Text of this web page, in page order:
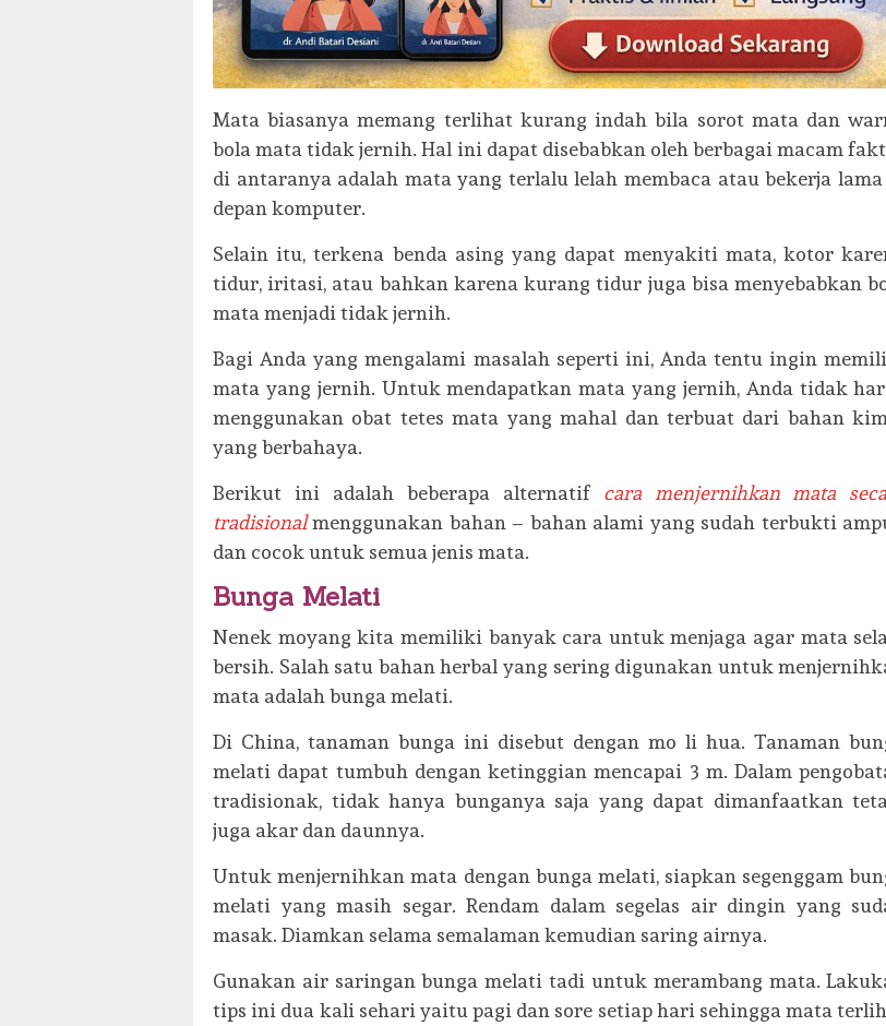
Mata biasanya memang terlihat kurang indah bila sorot mata dan
bola mata tidak jernih. Hal ini dapat disebabkan oleh berbagai macam
di antaranya adalah mata yang terlalu lelah membaca atau bekerja lama
depan komputer.
Selain itu, terkena benda asing yang dapat menyakiti mata, kotor
tidur, iritasi, atau bahkan karena kurang tidur juga bisa menyebabkan
mata menjadi tidak jernih.
Bagi Anda yang mengalami masalah seperti ini, Anda tentu ingin
mata yang jernih. Untuk mendapatkan mata yang jernih, Anda tidak
menggunakan obat tetes mata yang mahal dan terbuat dari bahan
yang berbahaya.
Berikut ini adalah beberapa alternatif cara menjernihkan mata
tradisionalmenggunakan bahan – bahan alami yang sudah terbukti
dan cocok untuk semua jenis mata.
Bunga Melati
Nenek moyang kita memiliki banyak cara untuk menjaga agar mata
bersih. Salah satu bahan herbal yang sering digunakan untuk
mata adalah bunga melati.
Di China, tanaman bunga ini disebut dengan mo li hua. Tanaman
melati dapat tumbuh dengan ketinggian mencapai 3 m. Dalam
tradisionak, tidak hanya bunganya saja yang dapat dimanfaatkan
juga akar dan daunnya.
Untuk menjernihkan mata dengan bunga melati, siapkan segenggam
melati yang masih segar. Rendam dalam segelas air dingin yang
masak. Diamkan selama semalaman kemudian saring airnya.
Gunakan air saringan bunga melati tadi untuk merambang mata.
tips ini dua kali sehari yaitu pagi dan sore setiap hari sehingga mata